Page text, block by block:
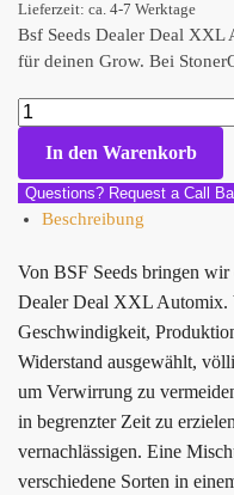
Lieferzeit: ca. 4-7 Werktage
Bsf Seeds Dealer Deal
für deinen Grow. Bei
In den Warenkorb
Questions? Request a Call
Beschreibung
Von BSF Seeds bringen wir
Dealer Deal XXL Automix.
Geschwindigkeit,
Widerstand ausgewählt,
um Verwirrung zu
in begrenzter Zeit zu
vernachlässigen. Eine
verschiedene Sorten in